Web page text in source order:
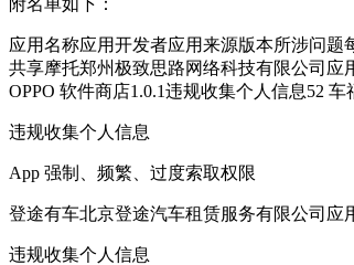
应用名称应用开发者应用来源版本所涉问题
共享摩托郑州极致思路网络科技有限公司应
OPPO 软件商店1.0.1违规收集个人信息52
违规收集个人信息
App 强制、频繁、过度索取权限
登途有车北京登途汽车租赁服务有限公司应
违规收集个人信息